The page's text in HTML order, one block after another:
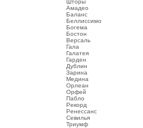
Шторы
Амадео
Баланс
Беллиссимо
Богема
Бостон
Версаль
Гала
Галатея
Гарден
Дублин
Зарина
Медина
Орлеан
Орфей
Пабло
Рекорд
Ренессанс
Севилья
Триумф